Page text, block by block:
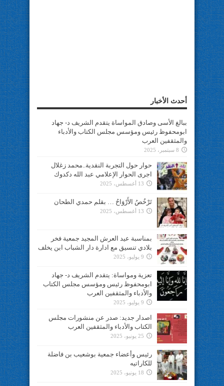
أحدث الأخبار
ببالغ الأسى وصادق المواساة يتقدم الشريف د- جهاد
ابومحفوظ رئيس ومؤسس مجلس الكتاب والأدباء
والمثقفين العرب
8 سبتمبر، 2025
حوار حول التجربة النقدية..محمد زغلال
اجرى الحوار الإعلامي عبد الله دكدوك
13 أغسطس، 2025
تَرْخُصُ الأَرْوَاحُ … بقلم حمدي الطحان
13 أغسطس، 2025
بمناسبة عيد العرش المجيد جمعية فخر
بلادي تنسيق مع ادارة دار الشباب ابن يخلف
9 يوليو، 2025
تعزية ومواساة: يتقدم الشريف د- جهاد
ابومحفوظ رئيس ومؤسس مجلس الكتاب
والأدباء والمثقفين العرب
9 يوليو، 2025
اصدار جديد: صدر عن منشورات مجلس
الكتاب والأدباء والمثقفين العرب
25 يونيو، 2025
رئيس وأعضاء جمعية بوشعيب بن فاضلة
للكاراتيه
18 يونيو، 2025